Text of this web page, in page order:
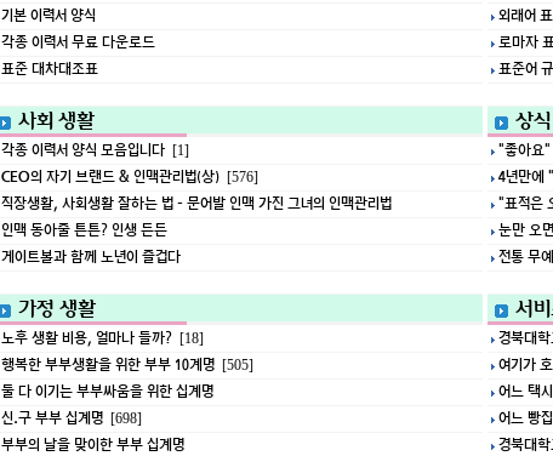
기본 이력서 양식
각종 이력서 무료 다운로드
표준 대차대조표
사회 생활
각종 이력서 양식 모음입니다 [1]
CEO의 자기 브랜드 & 인맥관리법(상) [576]
직장생활, 사회생활 잘하는 법 - 문어발 인맥 가진 그녀의 인맥관리법
인맥 동아줄 튼튼? 인생 든든
게이트볼과 함께 노년이 즐겁다
가정 생활
노후 생활 비용, 얼마나 들까? [18]
행복한 부부생활을 위한 부부 10계명 [505]
둘 다 이기는 부부싸움을 위한 십계명
신.구 부부 십계명 [698]
부부의 날을 맞이한 부부 십계명
외래어
로마자
표준어
상식
"좋아요
4년만에
"표적은
눈만 오
전통 무
서
경북대
여기가
어느 택
어느 빵
경북대